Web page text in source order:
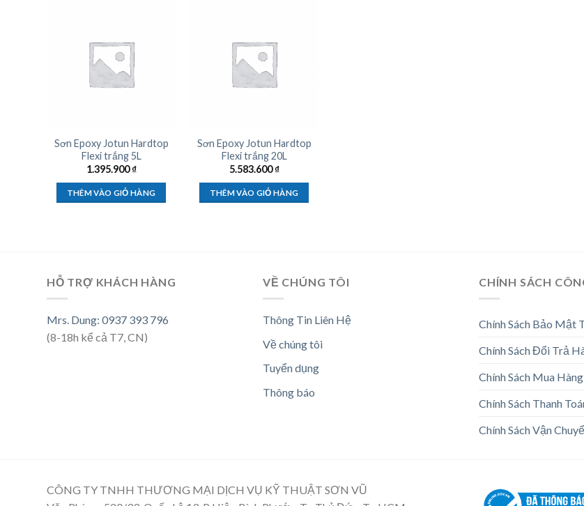
Sơn Epoxy Jotun Hardtop
Flexi trắng 5L
1.395.900₫
THÊM VÀO GIỎ HÀNG
Sơn Epoxy Jotun Hardtop
Flexi trắng 20L
5.583.600₫
THÊM VÀO GIỎ HÀNG
HỖ TRỢ KHÁCH HÀNG
Mrs. Dung: 0937 393 796
(8-18h kể cả T7, CN)
VỀ CHÚNG TÔI
Thông Tin Liên Hệ
Về chúng tôi
Tuyển dụng
Thông báo
CHÍNH SÁCH
Chính Sách Bảo Mật
Chính Sách Đổi Trả
Chính Sách Mua Hàng
Chính Sách Thanh
Chính Sách Vận
CÔNG TY TNHH THƯƠNG MẠI DỊCH VỤ KỸ THUẬT SƠN VŨ